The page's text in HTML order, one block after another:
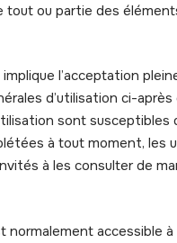
tout ou partie des
implique l’acceptation
d’utilisation ci-après
sont susceptibles
à tout moment, les
à les consulter de
normalement accessible